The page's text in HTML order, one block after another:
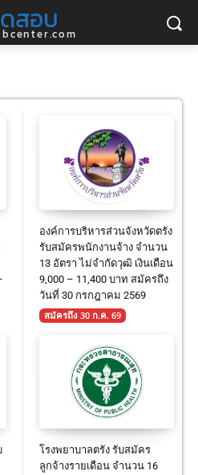
สอบ
องค์การบริหารส่วนจังหวัดตรัง
รับสมัครพนักงานจ้าง จำนวน
13 อัตรา ไม่จำกัดวุฒิ เงินเดือน
9,000 – 11,400 บาท สมัครถึง
วันที่ 30 กรกฎาคม 2569
สมัครถึง 30 ก.ค. 69
โรงพยาบาลตรัง รับสมัคร
ลูกจ้างรายเดือน จำนวน 16